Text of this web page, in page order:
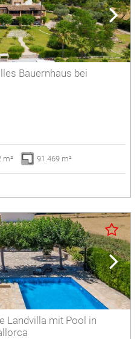
Bauernhaus bei
m² 91.469 m²
Landvilla mit Pool in